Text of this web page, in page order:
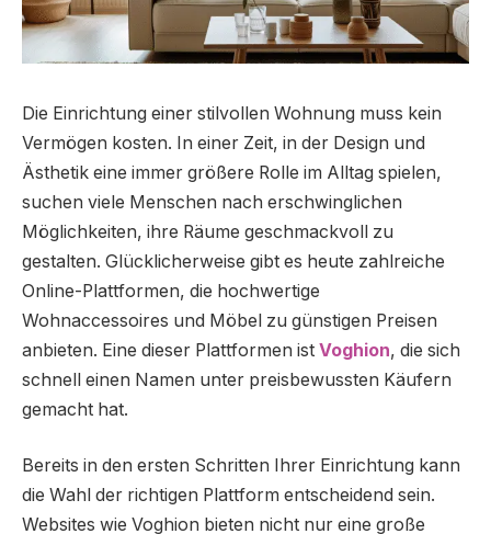
Die Einrichtung einer stilvollen Wohnung muss kein
Vermögen kosten. In einer Zeit, in der Design und
Ästhetik eine immer größere Rolle im Alltag spielen,
suchen viele Menschen nach erschwinglichen
Möglichkeiten, ihre Räume geschmackvoll zu
gestalten. Glücklicherweise gibt es heute zahlreiche
Online-Plattformen, die hochwertige
Wohnaccessoires und Möbel zu günstigen Preisen
anbieten. Eine dieser Plattformen ist Voghion, die sich
schnell einen Namen unter preisbewussten Käufern
gemacht hat.
Bereits in den ersten Schritten Ihrer Einrichtung kann
die Wahl der richtigen Plattform entscheidend sein.
Websites wie Voghion bieten nicht nur eine große